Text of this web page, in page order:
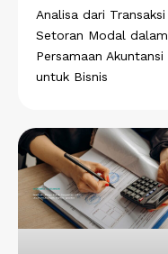
Analisa dari Transaksi
Setoran Modal dalam
Persamaan Akuntansi
untuk Bisnis